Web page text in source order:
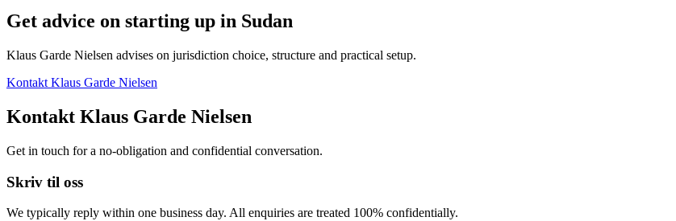
Get advice on starting up in Sudan
Klaus Garde Nielsen advises on jurisdiction choice, structure and practical setup.
Kontakt Klaus Garde Nielsen
Kontakt Klaus Garde Nielsen
Get in touch for a no-obligation and confidential conversation.
Skriv til oss
We typically reply within one business day. All enquiries are treated 100% confidentially.